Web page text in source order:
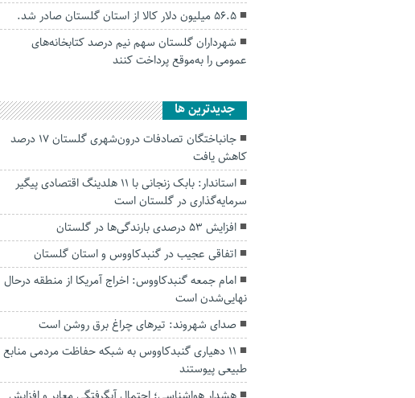
56.5 میلیون دلار کالا از استان گلستان صادر شد.
شهرداران گلستان سهم نیم درصد کتابخانه‌های
عمومی را به‌موقع پرداخت کنند
جديدترين ها
جانباختگان تصادفات درون‌شهری گلستان ۱۷ درصد
کاهش یافت
استاندار: بابک زنجانی با ۱۱ هلدینگ اقتصادی پیگیر
سرمایه‌گذاری در گلستان است
افزایش ۵۳ درصدی بارندگی‌ها در گلستان
اتفاقی عجیب در‌ گنبدکاووس و استان گلستان
امام جمعه گنبدکاووس: اخراج آمریکا از منطقه درحال
نهایی‌شدن است
صدای شهروند: تیرهای چراغ برق روشن است
۱۱ دهیاری گنبدکاووس به شبکه حفاظت مردمی منابع
طبیعی پیوستند